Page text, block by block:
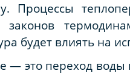
Процессы
будет влиять на
— это переход воды